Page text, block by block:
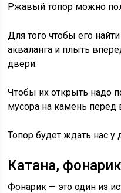
Ржавый топор можно
Для того чтобы его
акваланга и плыть
двери.
Чтобы их открыть надо
мусора на камень перед
Топор будет ждать нас у
Катана,
Фонарик — это один из